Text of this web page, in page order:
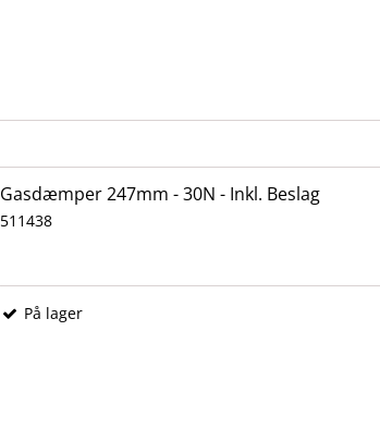
Gasdæmper 247mm - 30N - Inkl. Beslag
511438
På lager